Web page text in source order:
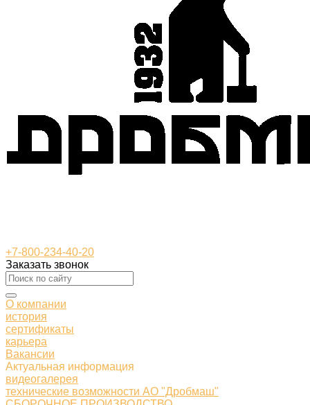
+7-800-234-40-20
Заказать звонок
О компании
история
сертификаты
карьера
Вакансии
Актуальная информация
видеогалерея
технические возможности АО "Дробмаш"